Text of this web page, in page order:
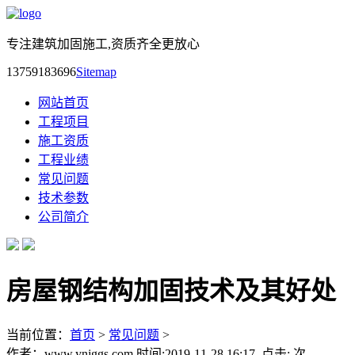
专注建筑加固施工,资质齐全更放心
13759183696Sitemap
网站首页
工程项目
施工资质
工程业绩
常见问题
技术参数
公司简介
房屋钢结构加固技术及其好处
当前位置： 首页 > 常见问题 >